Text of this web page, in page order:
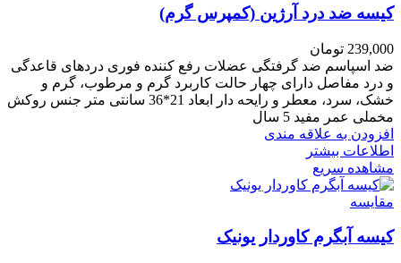
کیسه ضد درد آرژین (کمپرس گرم)
239,000 تومان
ضد اسپاسم ضد گرفتگی عضلات رفع کننده فوری دردهای قاعدگی
و درد مفاصل دارای چهار حالت کاربرد گرم و مرطوب، گرم و
خشک، سرد، معطر و رایحه دار ابعاد 21*36 سانتی متر جنس روکش
مخملی عمر مفید 5 سال
افزودن به علاقه مندی
اطلاعات بیشتر
مشاهده سریع
مقایسه
کیسه آبگرم کاوردار یونیک